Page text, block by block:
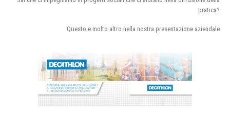
pratica?
Questo e molto altro nella nostra presentazione aziendale